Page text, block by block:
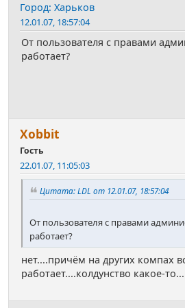
Город: Харьков
12.01.07, 18:57:04
От пользователя с правами
работает?
Xobbit
Гость
22.01.07, 11:05:03
Цитата: LDL от 12.01.07, 18:57:04
От пользователя с правами
работает?
нет....причём на других компах
работает....колдунство какое-